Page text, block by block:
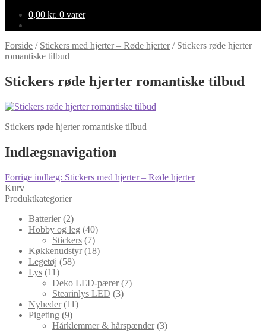
0,00 kr. 0 varer
Forside / Stickers med hjerter – Røde hjerter/ Stickers røde hjerter
romantiske tilbud
Stickers røde hjerter romantiske tilbud
Stickers røde hjerter romantiske tilbud
Indlægsnavigation
Forrige indlæg: Stickers med hjerter – Røde hjerter
Kurv
Produktkategorier
Batterier (2)
Hobby og leg (40)
Stickers (7)
Køkkenudstyr (18)
Legetøj (58)
Lys (11)
Deko LED-pærer (7)
Stearinlys LED (3)
Nyheder (11)
Pigeting (9)
Hårklemmer & hårspænder (3)